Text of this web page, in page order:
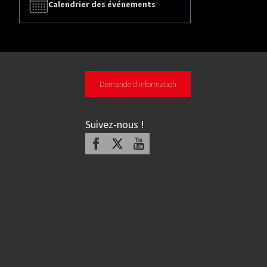
Calendrier des événements
Demande d'information
Suivez-nous !
Facebook Youtube